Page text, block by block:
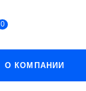
0
О КОМПАНИИ